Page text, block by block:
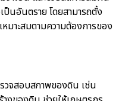
นอันตราย โดยสามารถตั้ง
มาะสมตามความต้องการของ
วจสอบสภาพของดิน เช่น